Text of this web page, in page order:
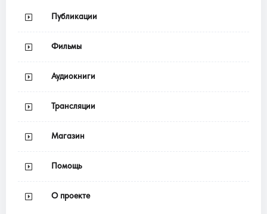
Публикации
Фильмы
Аудиокниги
Трансляции
Магазин
Помощь
О проекте